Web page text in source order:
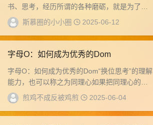
书、思考，经历所谓的各种磨砺，就是为了把
自己打磨成一把“好”尺子。继而借此丈量遇到的
每一个...
斯慕圈的小小圈 2025-06-12
字母O：如何成为优秀的Dom
字母O：如何成为优秀的Dom“换位思考”的理解
能力，也可以称之为同理心如果把同理心的概
念套在Dom身上，那Dom对待Sub，一定...
煎鸡不成反被鸡煎 2025-06-04